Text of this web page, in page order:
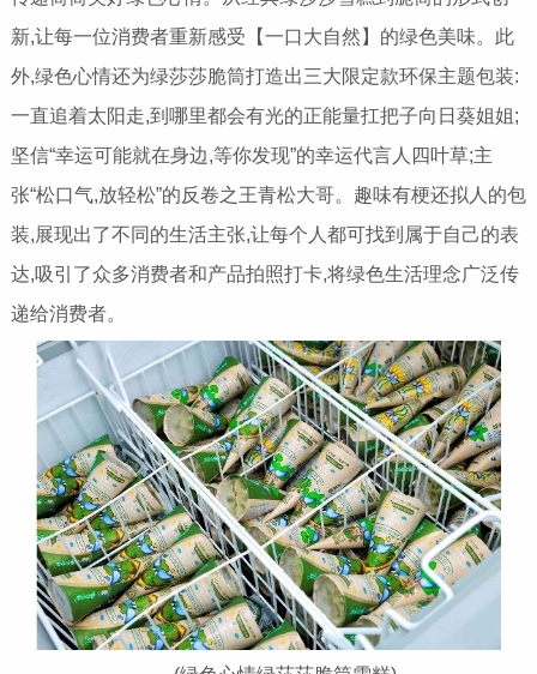
新,让每一位消费者重新感受【一口大自然】的绿色美味。此
外,绿色心情还为绿莎莎脆筒打造出三大限定款环保主题包装:
一直追着太阳走,到哪里都会有光的正能量扛把子向日葵姐姐;
坚信“幸运可能就在身边,等你发现”的幸运代言人四叶草;主
张“松口气,放轻松”的反卷之王青松大哥。趣味有梗还拟人的包
装,展现出了不同的生活主张,让每个人都可找到属于自己的表
达,吸引了众多消费者和产品拍照打卡,将绿色生活理念广泛传
递给消费者。